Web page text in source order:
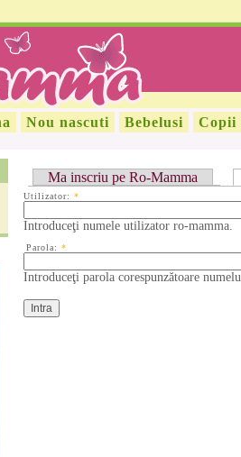
Nou nascuti Bebelusi Copii
Ma inscriu pe Ro-Mamma
Utilizator: *
Introduceţi numele utilizator ro-mamma.
Parola: *
Introduceţi parola corespunzătoare